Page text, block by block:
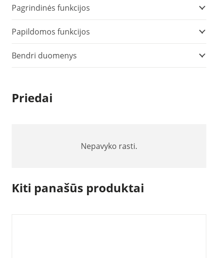
termometras
(0560
8314)
Pagrindinės funkcijos
Papildomos funkcijos
Bendri duomenys
Priedai
Nepavyko rasti.
Kiti panašūs produktai